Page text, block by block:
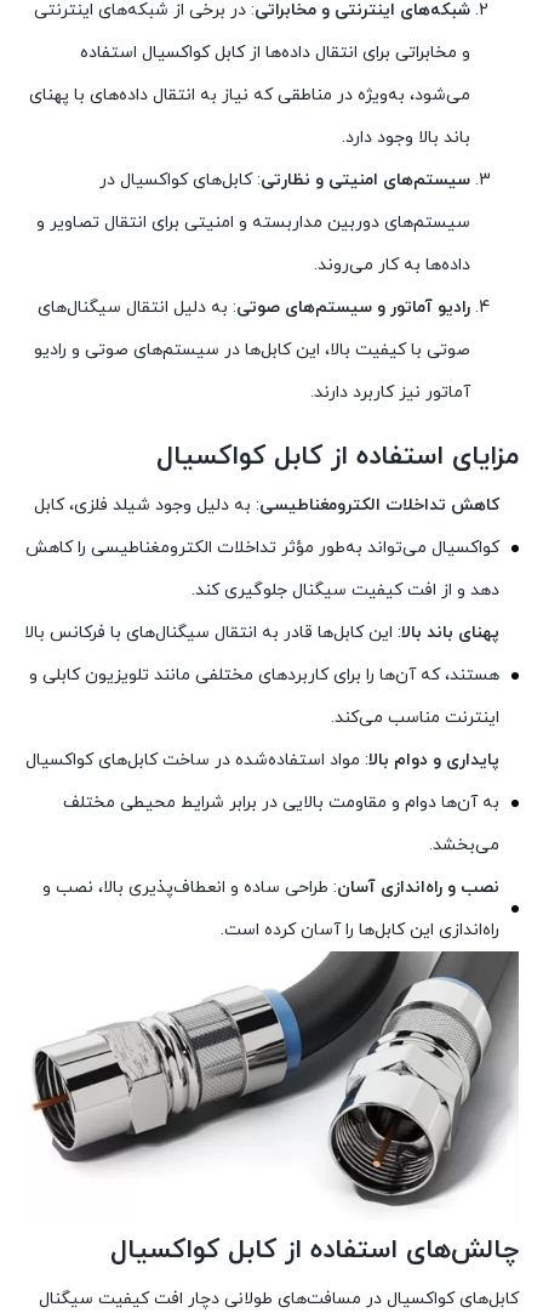
شبکه‌های اینترنتی و مخابراتی: در برخی از شبکه‌های اینترنتی
و مخابراتی برای انتقال داده‌ها از کابل کواکسیال استفاده
می‌شود، به‌ویژه در مناطقی که نیاز به انتقال داده‌های با پهنای
باند بالا وجود دارد.
سیستم‌های امنیتی و نظارتی: کابل‌های کواکسیال در
سیستم‌های دوربین مداربسته و امنیتی برای انتقال تصاویر و
داده‌ها به کار می‌روند.
رادیو آماتور و سیستم‌های صوتی: به دلیل انتقال سیگنال‌های
صوتی با کیفیت بالا، این کابل‌ها در سیستم‌های صوتی و رادیو
آماتور نیز کاربرد دارند.
مزایای استفاده از کابل کواکسیال
کاهش تداخلات الکترومغناطیسی: به دلیل وجود شیلد فلزی، کابل
کواکسیال می‌تواند به‌طور مؤثر تداخلات الکترومغناطیسی را کاهش
دهد و از افت کیفیت سیگنال جلوگیری کند.
پهنای باند بالا: این کابل‌ها قادر به انتقال سیگنال‌های با فرکانس بالا
هستند، که آن‌ها را برای کاربردهای مختلفی مانند تلویزیون کابلی و
اینترنت مناسب می‌کند.
پایداری و دوام بالا: مواد استفاده‌شده در ساخت کابل‌های کواکسیال
به آن‌ها دوام و مقاومت بالایی در برابر شرایط محیطی مختلف
می‌بخشد.
نصب و راه‌اندازی آسان: طراحی ساده و انعطاف‌پذیری بالا، نصب و
راه‌اندازی این کابل‌ها را آسان کرده است.
چالش‌های استفاده از کابل کواکسیال
کابل‌های کواکسیال در مسافت‌های طولانی دچار افت کیفیت سیگنال